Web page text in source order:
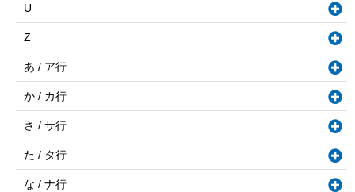
U
Z
あ / ア行
か / カ行
さ / サ行
た / タ行
な / ナ行